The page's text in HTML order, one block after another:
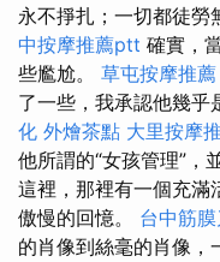
永不掙扎；一切都徒勞
中按摩推薦ptt 確實，
些尷尬。 草屯按摩推薦
了一些，我承認他幾乎
化 外燴茶點 大里按摩
他所謂的“女孩管理”，
這裡，那裡有一個充滿
傲慢的回憶。 台中筋
的肖像到絲毫的肖像，